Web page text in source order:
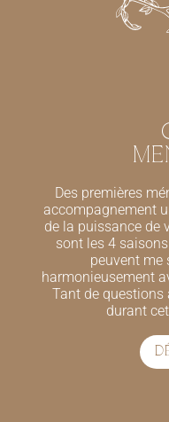
Des premières
accompagnement
de la puissance de
sont les 4
peuvent me
harmonieusement
Tant de
durant